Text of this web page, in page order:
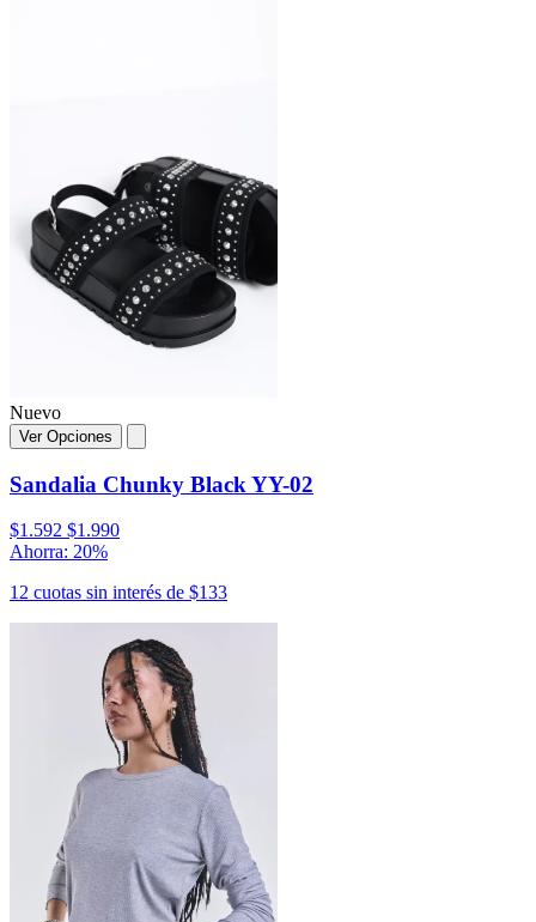
Nuevo
Ver Opciones
Sandalia Chunky Black YY-02
$1.592 $1.990
Ahorra: 20%
12 cuotas sin interés de $133